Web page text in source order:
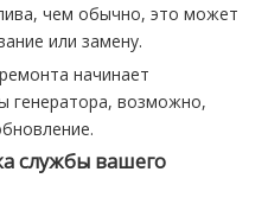
чем обычно, это может
или замену.
начинает
генератора, возможно,
службы вашего